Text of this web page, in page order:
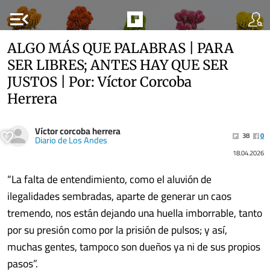
menu_open
ALGO MÁS QUE PALABRAS | PARA
SER LIBRES; ANTES HAY QUE SER
JUSTOS | Por: Víctor Corcoba
Herrera
Víctor corcoba herrera
Diario de Los Andes 38
0
18.04.2026
“La falta de entendimiento, como el aluvión de
ilegalidades sembradas, aparte de generar un caos
tremendo, nos están dejando una huella imborrable, tanto
por su presión como por la prisión de pulsos; y así,
muchas gentes, tampoco son dueños ya ni de sus propios
pasos”.